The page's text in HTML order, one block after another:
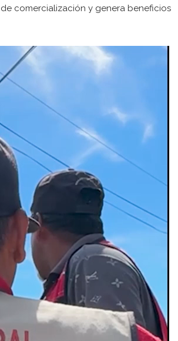
comercialización y genera beneficios